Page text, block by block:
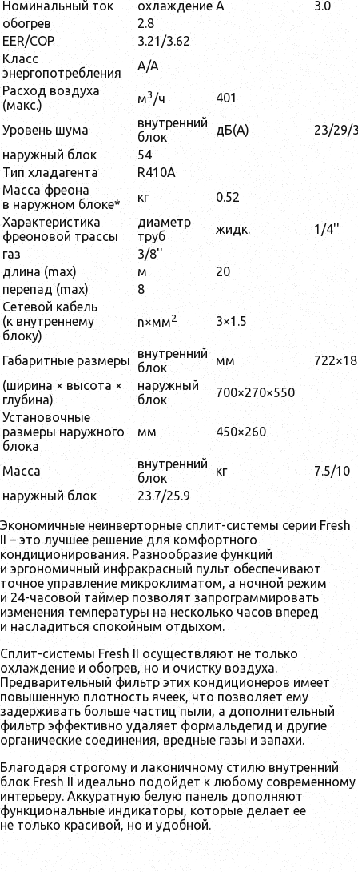
Номинальный ток
охлаждение A
3.0
обогрев
2.8
EER/COP
3.21/3.62
Класс
энергопотребления
A/A
Расход воздуха
(макс.)
м3 /ч 401
Уровень шума
внутренний
блок
дБ(А)
23/29/
наружный блок
54
Тип хладагента
R410А
Масса фреона
в наружном блоке*
кг
0.52
Характеристика
фреоновой трассы
диаметр
труб
жидк.
1/4''
газ
3/8''
длина (max)
м
20
перепад (max)
8
Сетевой кабель
(к внутреннему
блоку)
n×мм2 3×1.5
Габаритные размеры
внутренний
блок
мм
(ширина × высота ×
глубина)
наружный
блок
700×270×550
Установочные
размеры наружного
блока
мм 450×260
Масса
внутренний
блок
кг
7.5/10
наружный блок
23.7/25.9
Экономичные неинверторные сплит-системы серии Fresh
II – это лучшее решение для комфортного
кондиционирования. Разнообразие функций
и эргономичный инфракрасный пульт обеспечивают
точное управление микроклиматом, а ночной режим
и 24-часовой таймер позволят запрограммировать
изменения температуры на несколько часов вперед
и насладиться спокойным отдыхом.
Сплит-системы Fresh II осуществляют не только
охлаждение и обогрев, но и очистку воздуха.
Предварительный фильтр этих кондиционеров имеет
повышенную плотность ячеек, что позволяет ему
задерживать больше частиц пыли, а дополнительный
фильтр эффективно удаляет формальдегид и другие
органические соединения, вредные газы и запахи.
Благодаря строгому и лаконичному стилю внутренний
блок Fresh II идеально подойдет к любому современному
интерьеру. Аккуратную белую панель дополняют
функциональные индикаторы, которые делает ее
не только красивой, но и удобной.